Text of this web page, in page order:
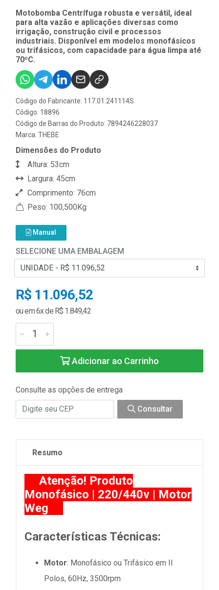
Motobomba Centrífuga robusta e versátil, ideal
para alta vazão e aplicações diversas como
irrigação, construção civil e processos
industriais. Disponível em modelos monofásicos
ou trifásicos, com capacidade para água limpa até
70ºC.
Código do Fabricante: 117.01.241114S
Código: 18896
Código de Barras do Produto: 7894246228037
Marca: THEBE
Dimensões do Produto
Altura: 53cm
Largura: 45cm
Comprimento: 76cm
Peso: 100,500Kg
Manual
SELECIONE UMA EMBALAGEM
R$ 11.096,52
ou em 6x de R$ 1.849,42
Adicionar ao Carrinho
Consulte as opções de entrega
Consultar
Resumo
Atenção! Produto
Monofásico | 220/440v | Motor
Weg
Características Técnicas:
Motor: Monofásico ou Trifásico em II
Polos, 60Hz, 3500rpm